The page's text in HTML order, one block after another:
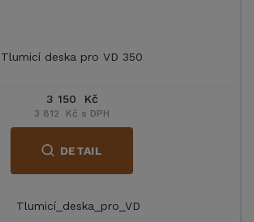
Tlumicí deska pro VD 350
3 150 Kč
3 812 Kč s DPH
DETAIL